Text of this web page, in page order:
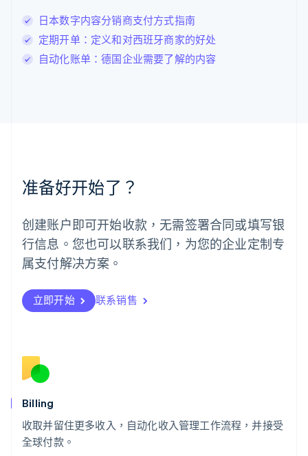
日本数字内容分销商支付方式指南
定期开单：定义和对西班牙商家的好处
自动化账单：德国企业需要了解的内容
准备好开始了？
创建账户即可开始收款，无需签署合同或填写银
行信息。您也可以联系我们，为您的企业定制专
属支付解决方案。
立即开始 联系销售
Billing
收取并留住更多收入，自动化收入管理工作流程，并接受
全球付款。
卢森堡
罗马尼亚
English
挪威
葡萄牙
Português English
日本
日本語English
瑞典
瑞士
DeutschFrançais
English
斯洛文尼亚
泰国
ไทยEnglish
希腊
English